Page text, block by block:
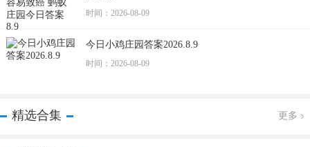
时间：2026-08-09
今日小鸡庄园答案2026.8.9
时间：2026-08-09
精选合集 更多